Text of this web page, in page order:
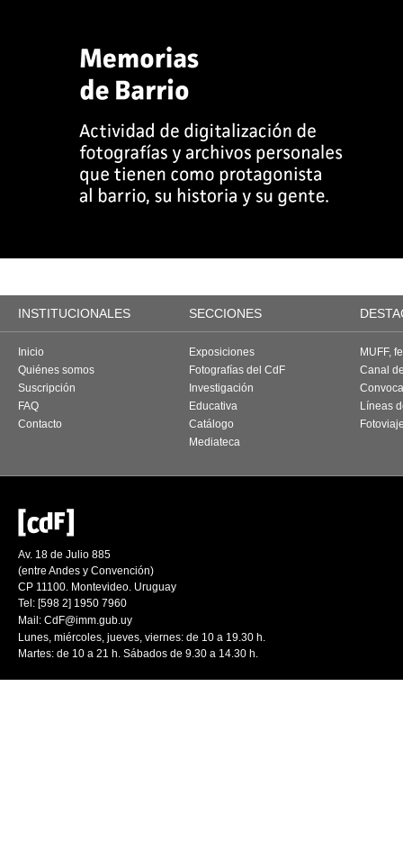
INSTITUCIONALES SECCIONES
Inicio
Quiénes somos
Suscripción
FAQ
Contacto
Exposiciones
Fotografías del CdF
Investigación
Educativa
Catálogo
Mediateca
MUFF,
Canal
Líneas
Av. 18 de Julio 885
(entre Andes y Convención)
CP 11100. Montevideo. Uruguay
Tel: [598 2] 1950 7960
Mail: CdF@imm.gub.uy
Lunes, miércoles, jueves, viernes: de 10 a 19.30 h.
Martes: de 10 a 21 h. Sábados de 9.30 a 14.30 h.